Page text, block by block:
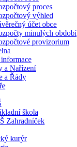
proces
výhled
účet obce
minulých období
provizorium
a Nařízení
a Řády
škola
Zahradníček
kurýr